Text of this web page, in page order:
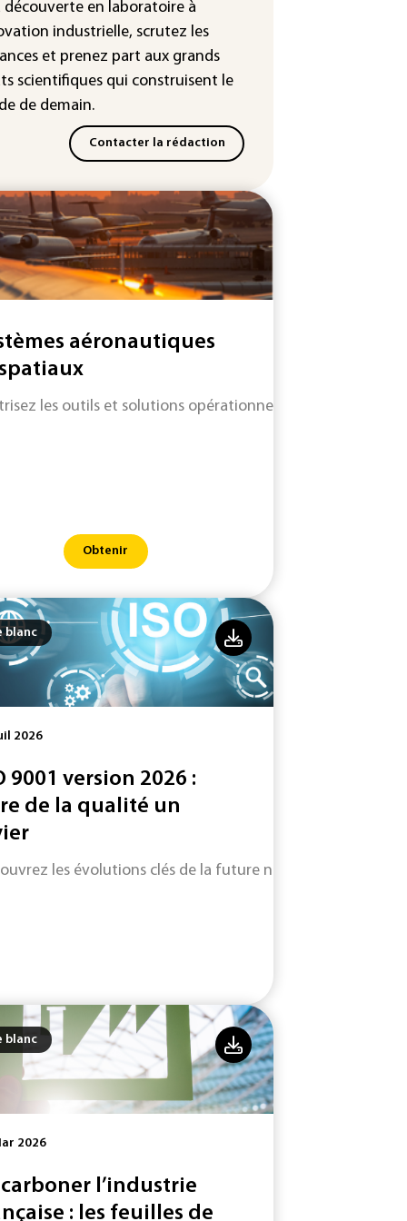
dans les prochains jours en
découverte en laboratoire à
industrielle, scrutez les
et prenez part aux grands
scientifiques qui construisent le
de demain.
Contacter la rédaction
aéronautiques
les outils et solutions opérationnelles pour
Obtenir
blanc
2026
9001 version 2026 :
de la qualité un
les évolutions clés de la future norme ISO 9001
blanc
2026
l’industrie
: les feuilles de